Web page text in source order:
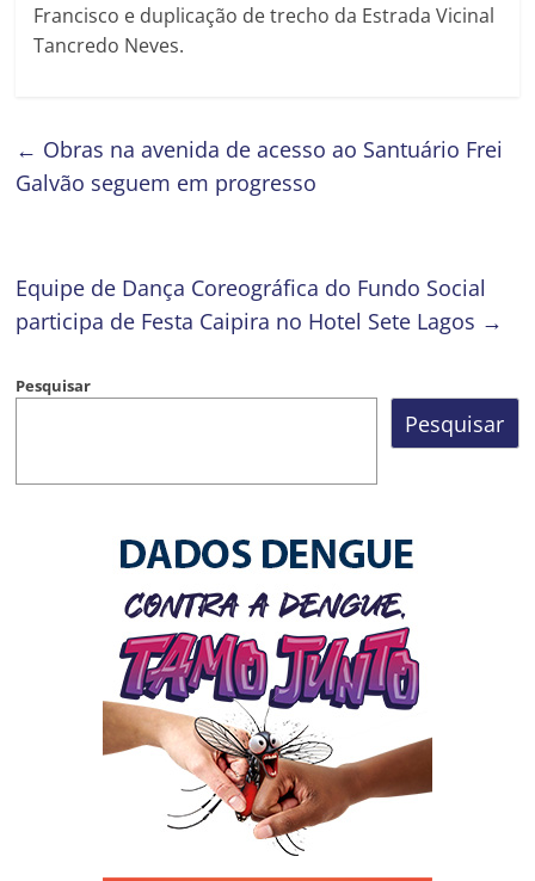
Francisco e duplicação de trecho da Estrada Vicinal
Tancredo Neves.
← Obras na avenida de acesso ao Santuário Frei
Galvão seguem em progresso
Equipe de Dança Coreográfica do Fundo Social
participa de Festa Caipira no Hotel Sete Lagos →
Pesquisar
Pesquisar